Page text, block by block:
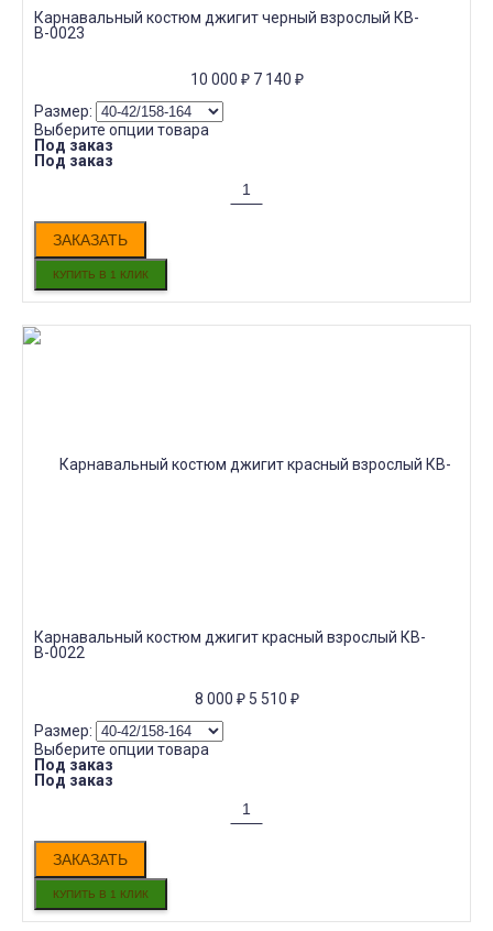
Карнавальный костюм джигит черный взрослый КВ-
В-0023
10 000 ₽ 7 140 ₽
Размер:
Выберите опции товара
Под заказ
Под заказ
ЗАКАЗАТЬ
Карнавальный костюм джигит красный взрослый КВ-
В-0022
8 000 ₽ 5 510 ₽
Размер:
Выберите опции товара
Под заказ
Под заказ
ЗАКАЗАТЬ